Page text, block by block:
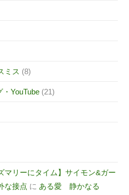
ミス (8)
YouTube (21)
マリーにタイム】サイモン&ガー
な接点 に ある愛 静かなる